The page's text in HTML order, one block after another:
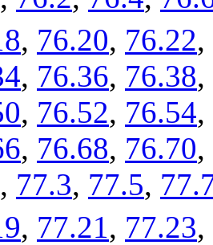
, 76.20, 76.22,
, 76.36, 76.38,
, 76.52, 76.54,
, 76.68, 76.70,
, 77.3, 77.5,
, 77.21, 77.23,